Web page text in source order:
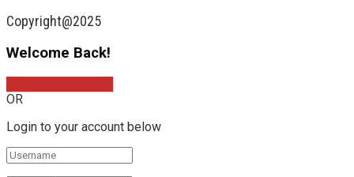
Copyright@2025
Welcome Back!
OR
Login to your account below